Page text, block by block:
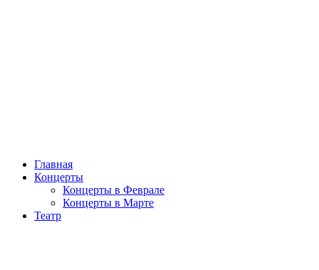
Главная
Концерты
Концерты в Феврале
Концерты в Марте
Театр